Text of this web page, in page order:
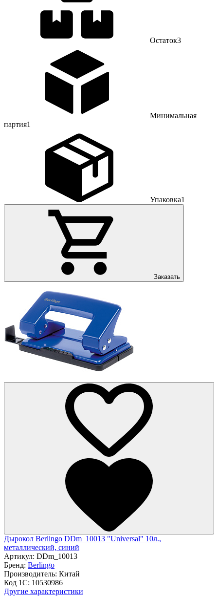
Остаток3
Минимальная
партия1
Упаковка1
Заказать
Дырокол Berlingo DDm_10013 "Universal" 10л.,
металлический, синий
Артикул: DDm_10013
Бренд: Berlingo
Производитель: Китай
Код 1С: 10530986
Другие характеристики